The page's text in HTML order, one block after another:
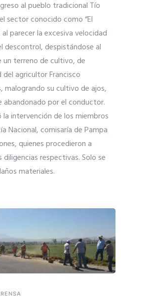
al pueblo tradicional Tío
sector conocido como “El
al parecer la excesiva velocidad
descontrol, despistándose al
un terreno de cultivo, de
agricultor Francisco
malogrando su cultivo de ajos,
abandonado por el conductor.
la intervención de los miembros
Nacional, comisaría de Pampa
quienes procedieron a
diligencias respectivas. Solo se
materiales.